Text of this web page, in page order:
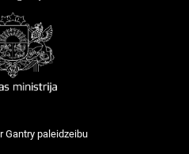
Gantry paleidzeibu